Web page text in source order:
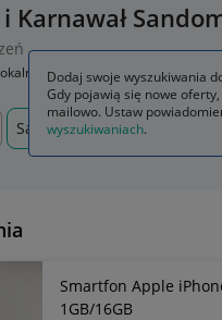
Karnawał
Dom i Ogród Święta i
Sandomierz, Świętokrzyskie,
Smartfon Apple
1GB/16GB
Dodaj swoje wyszukiwania
Gdy pojawią się nowe
mailowo. Ustaw
wyszukiwaniach.